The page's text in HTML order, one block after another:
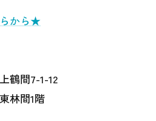
から★
鶴間7-1-12
林間1階